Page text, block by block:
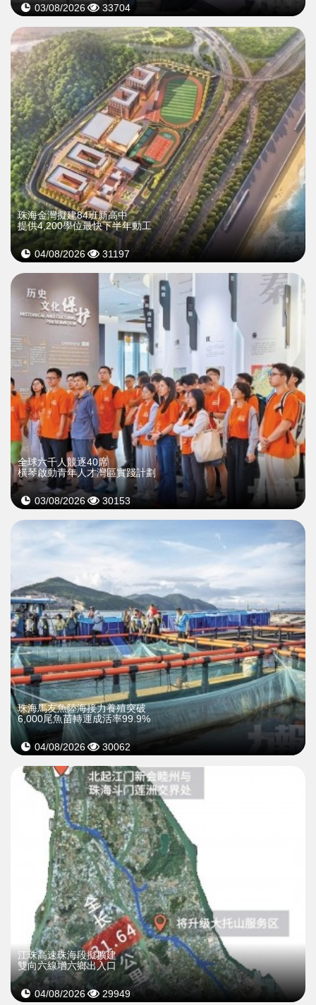
03/08/2026 33704
珠海金灣擬建84班新高中
提供4,200學位最快下半年動工
04/08/2026 31197
全球六千人競逐40席
橫琴啟動青年人才灣區實踐計劃
03/08/2026 30153
珠海馬友魚陸海接力養殖突破
6,000尾魚苗轉運成活率99.9%
04/08/2026 30062
江珠高速珠海段擬擴建
雙向六線增六鄉出入口
04/08/2026 29949